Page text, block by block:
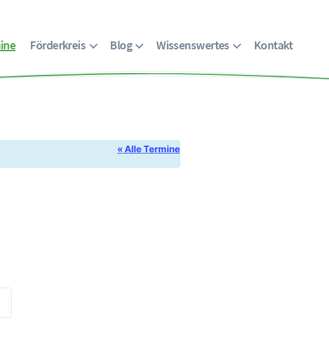
Förderkreis Blog Wissenswertes Kontakt
« Alle Termine